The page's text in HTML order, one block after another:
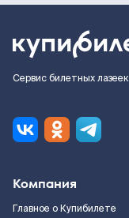
Сервис билетных лазеек
Компания
Главное о Купибилете